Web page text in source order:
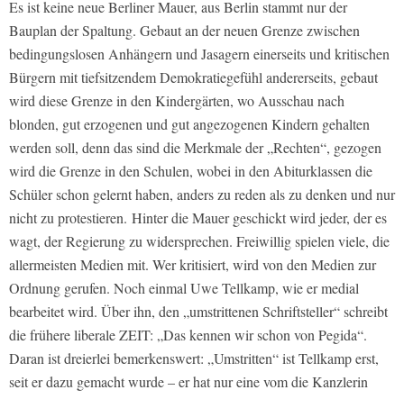
Es ist keine neue Berliner Mauer, aus Berlin stammt nur der
Bauplan der Spaltung. Gebaut an der neuen Grenze zwischen
bedingungslosen Anhängern und Jasagern einerseits und kritischen
Bürgern mit tiefsitzendem Demokratiegefühl andererseits, gebaut
wird diese Grenze in den Kindergärten, wo Ausschau nach
blonden, gut erzogenen und gut angezogenen Kindern gehalten
werden soll, denn das sind die Merkmale der „Rechten“, gezogen
wird die Grenze in den Schulen, wobei in den Abiturklassen die
Schüler schon gelernt haben, anders zu reden als zu denken und nur
nicht zu protestieren. Hinter die Mauer geschickt wird jeder, der es
wagt, der Regierung zu widersprechen. Freiwillig spielen viele, die
allermeisten Medien mit. Wer kritisiert, wird von den Medien zur
Ordnung gerufen. Noch einmal Uwe Tellkamp, wie er medial
bearbeitet wird. Über ihn, den „umstrittenen Schriftsteller“ schreibt
die frühere liberaleZEIT: „Das kennen wir schon von Pegida“.
Daran ist dreierlei bemerkenswert: „Umstritten“ ist Tellkamp erst,
seit er dazu gemacht wurde – er hat nur eine vom die Kanzlerin